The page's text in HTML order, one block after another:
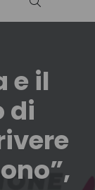
Cerca nel
e il
di